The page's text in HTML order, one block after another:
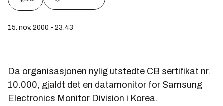
15. nov. 2000 - 23:43
Da organisasjonen nylig utstedte CB sertifikat nr.
10.000, gjaldt det en datamonitor for Samsung
Electronics Monitor Division i Korea.